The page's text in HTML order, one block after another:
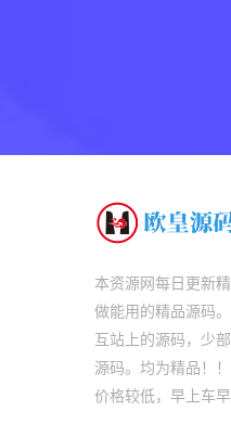
本资源网每日更新
做能用的精品源码
互站上的源码，少
源码。均为精品！
价格较低，早上车早